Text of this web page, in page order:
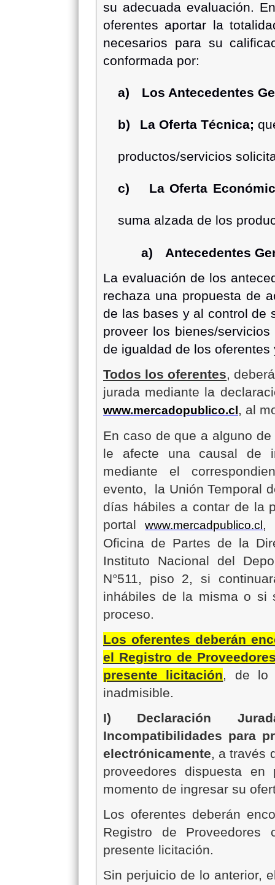
su adecuada evaluación.
oferentes aportar la
necesarios para su
conformada por:
a) Los Antecedentes
b) La Oferta Técnica;
productos/servicios
c) La Oferta
suma alzada de los
a)
Antecedentes
La evaluación de los
rechaza una propuesta de
de las bases y al control de
proveer los bienes/
de igualdad de los
Todos los oferentes,
jurada mediante la
www.mercadopublico.cl , al
En caso de que a alguno
le afecte una causal de
mediante el
evento, la Unión Temporal
días hábiles a contar de la
portalwww.mercadpublico.cl ,
Oficina de Partes de la
Instituto Nacional del
N°511, piso 2, si
inhábiles de la misma o si
proceso.
Los oferentes deberán
el Registro de
presente licitación, de lo
inadmisible.
I) Declaración
Incompatibilidades para
electrónicamente, a través
proveedores dispuesta
en
momento de ingresar su
Los oferentes deberán
Registro de
presente licitación.
Sin perjuicio de lo anterior,